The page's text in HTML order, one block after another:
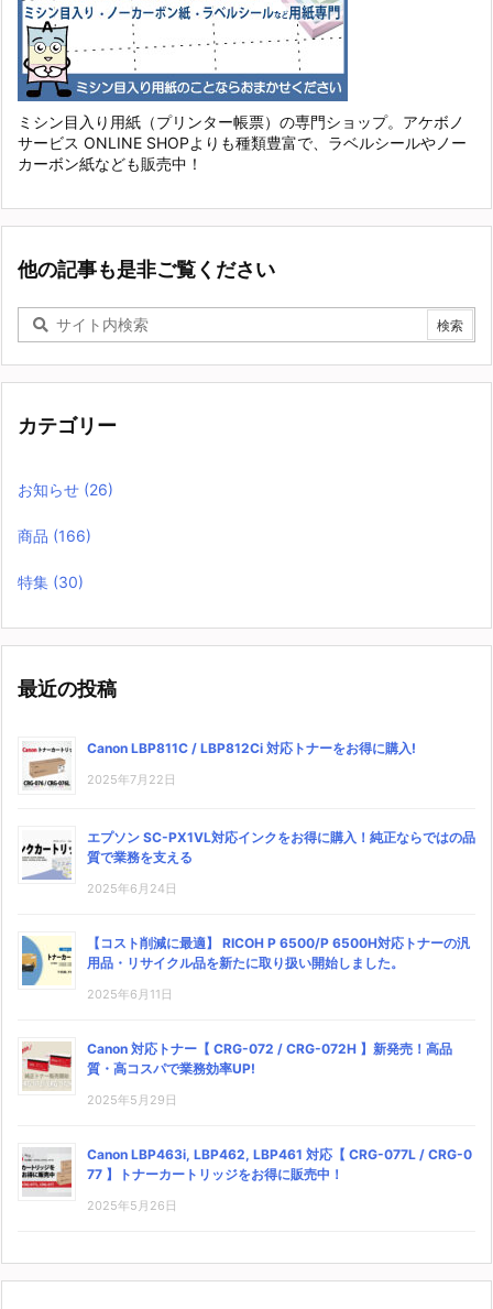
ミシン目入り用紙（プリンター帳票）の専門ショップ。アケボノ
サービス ONLINE SHOPよりも種類豊富で、ラベルシールやノー
カーボン紙なども販売中！
他の記事も是非ご覧ください
カテゴリー
お知らせ (26)
商品 (166)
特集 (30)
最近の投稿
Canon LBP811C / LBP812Ci 対応トナーをお得に購入!
2025年7月22日
エプソン SC-PX1VL対応インクをお得に購入！純正ならではの品
質で業務を支える
2025年6月24日
【コスト削減に最適】 RICOH P 6500/P 6500H対応トナーの汎
用品・リサイクル品を新たに取り扱い開始しました。
2025年6月11日
Canon 対応トナー【 CRG-072 / CRG-072H 】新発売！高品
質・高コスパで業務効率UP!
2025年5月29日
Canon LBP463i, LBP462, LBP461 対応【 CRG-077L / CRG-0
77 】トナーカートリッジをお得に販売中！
2025年5月26日